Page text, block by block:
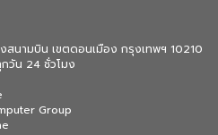
สนามบิน เขตดอนเมือง กรุงเทพฯ 10210
วัน 24 ชั่วโมง
Group